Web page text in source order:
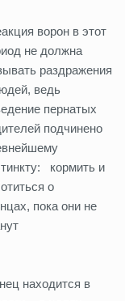
ворон в этот
не должна
раздражения
ведь
пернатых
подчинено
кормить и
о
пока они не
находится в